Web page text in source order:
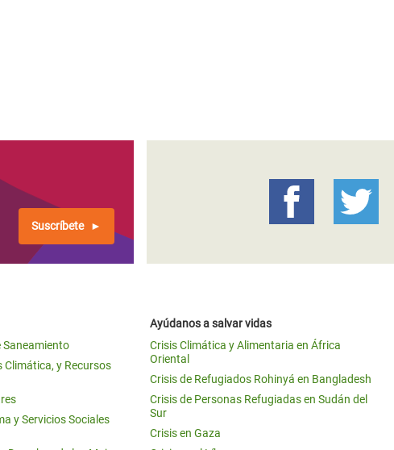
Suscríbete
Saneamiento
Climática, y Recursos
y Servicios Sociales
Ayúdanos a salvar vidas
Crisis Climática y Alimentaria en África
Oriental
Crisis de Refugiados Rohinyá en Bangladesh
Crisis de Personas Refugiadas en Sudán del
Sur
Crisis en Gaza